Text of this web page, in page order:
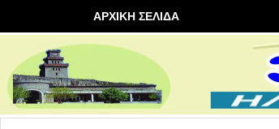
ΑΡΧΙΚΗ ΣΕΛΙΔΑ